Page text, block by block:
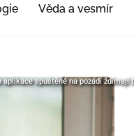
Věda a vesmír
aplikace spuštěné na pozadí
aplikace spuštěné na pozadí